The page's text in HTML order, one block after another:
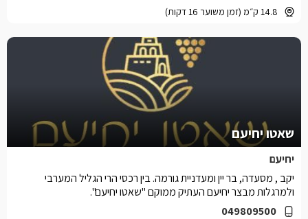
14.8 ק״מ (זמן משוער 16 דקות)
שאטו יחיעם
יחיעם
049809500
יקב , מסעדה, בר יין ומעדניית גורמה. בין רכסי הרי הגליל המערבי
ולמרגלות מבצר יחיעם העתיק ממוקם "שאטו יחיעם".